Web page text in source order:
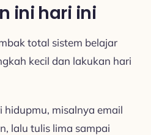
ini hari ini
total sistem belajar
kecil dan lakukan hari
hidupmu, misalnya email
lalu tulis lima sampai